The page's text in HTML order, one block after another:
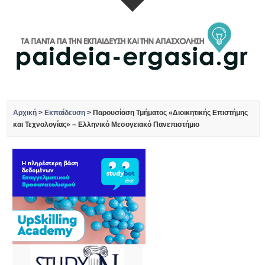
Αρχική > Εκπαίδευση > Παρουσίαση Τμήματος «Διοικητικής Επιστήμης
και Τεχνολογίας» – Ελληνικό Μεσογειακό Πανεπιστήμιο